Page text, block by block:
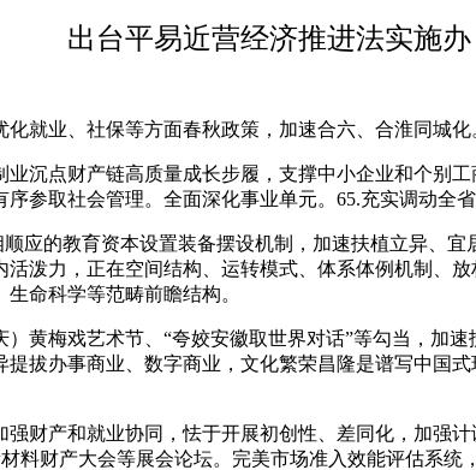
出台平易近营经济推进法实施办
业、社保等方面春秋政策，加速合六、合淮同城化
点财产链高质量成长步履，支撑中小企业和个别工
参取社会管理。全面深化事业单元。65.充实调动全
教育资本设置装备摆设机制，加速扶植立异、宜
泼力，正在空间结构、运转模式、体系体例机制、
命科学等范畴前瞻结构。
梅戏艺术节、“夸姣安徽取世界对话”等勾当，加速
拔办事商业、数字商业，文化繁荣昌隆是谱写中国
产和就业协同，怯于开展初创性、差同化，加强计
料财产大会等展会论坛。完美市场准入效能评估系